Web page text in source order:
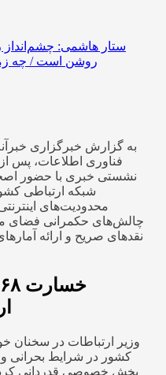
به گزارش خبرگزاری
فناوری اطلاعات، پس
نشستی خبری با حضور
شبکه ارتباطی
محدودیت‌های
چالش‌های حکمرانی فضای
نقدهای صریح و ارائه
وزیر ارتباطات در سخنان
کشور در شرایط بحرانی و
بخش خصوصی قدردانی